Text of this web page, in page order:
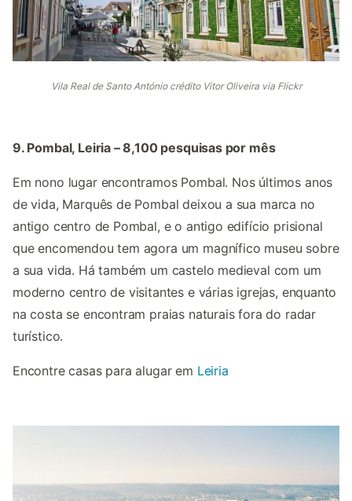
Vila Real de Santo António crédito Vitor Oliveira via Flickr
9. Pombal, Leiria – 8,100 pesquisas por mês
Em nono lugar encontramos Pombal. Nos últimos anos
de vida, Marquês de Pombal deixou a sua marca no
antigo centro de Pombal, e o antigo edifício prisional
que encomendou tem agora um magnífico museu sobre
a sua vida. Há também um castelo medieval com um
moderno centro de visitantes e várias igrejas, enquanto
na costa se encontram praias naturais fora do radar
turístico.
Encontre casas para alugar em Leiria